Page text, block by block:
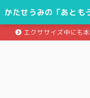
かたせうみの「あとも
エクササイズ中にも